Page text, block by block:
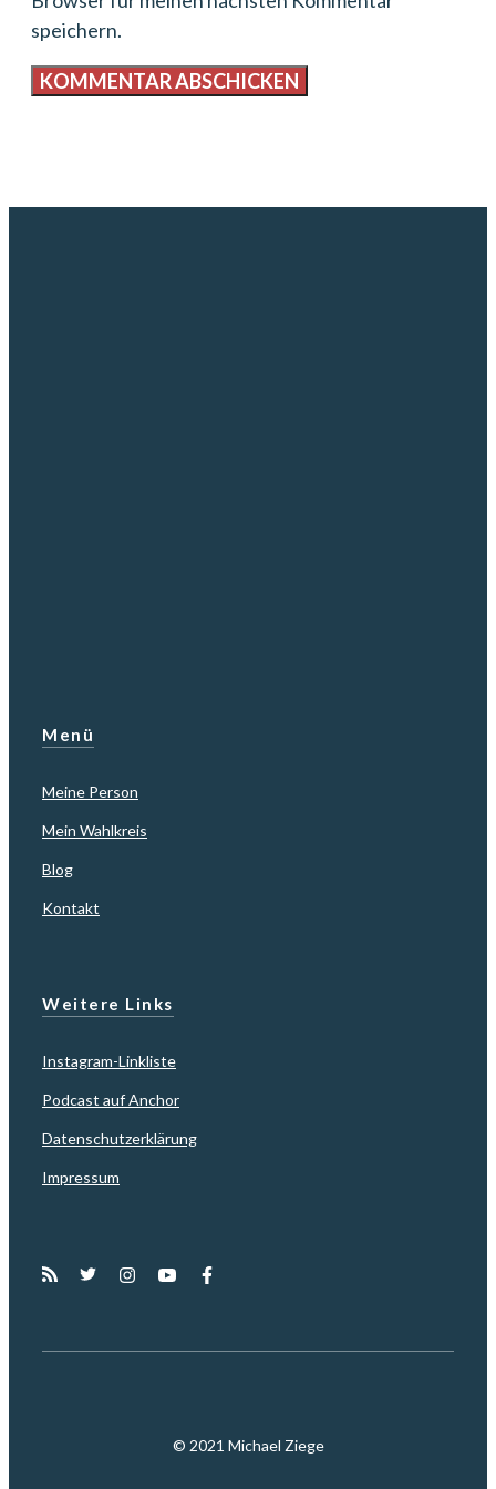
speichern.
Menü
Meine Person
Mein Wahlkreis
Blog
Kontakt
Weitere Links
Instagram-Linkliste
Podcast auf Anchor
Datenschutzerklärung
Impressum
© 2021 Michael Ziege